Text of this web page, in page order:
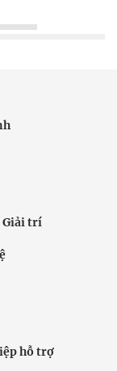
Giải trí
hỗ trợ